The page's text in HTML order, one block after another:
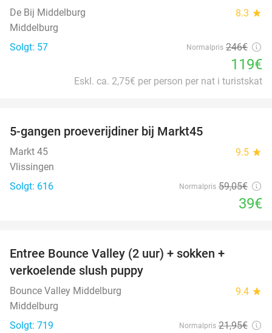
De Bij Middelburg 8.3 star
Middelburg
Solgt: 57
Normalpris 246€
119€
Eskl. ca. 2,75€ per person per nat i turistskat
5-gangen proeverijdiner bij Markt45
Markt 45 9.5 star
Vlissingen
Solgt: 616
Normalpris 59,05€
39€
Entree Bounce Valley (2 uur) + sokken +
verkoelende slush puppy
Bounce Valley Middelburg 9.4 star
Middelburg
Solgt: 719
Normalpris 21,95€